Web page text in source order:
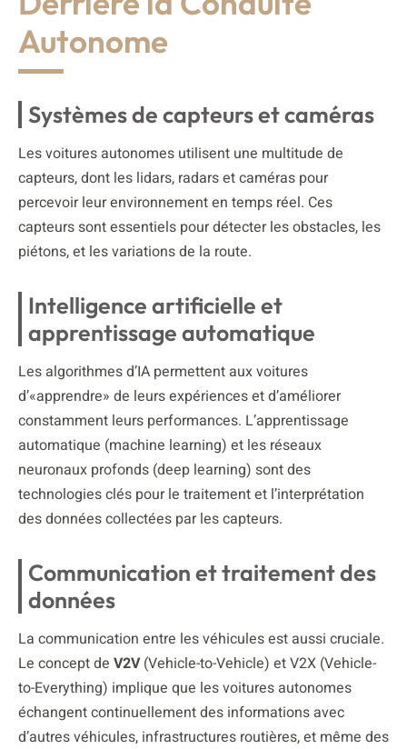
Autonome
Systèmes de capteurs et caméras
Les voitures autonomes utilisent une multitude de
capteurs, dont les lidars, radars et caméras pour
percevoir leur environnement en temps réel. Ces
capteurs sont essentiels pour détecter les obstacles, les
piétons, et les variations de la route.
Intelligence artificielle et
apprentissage automatique
Les algorithmes d’IA permettent aux voitures
d’«apprendre» de leurs expériences et d’améliorer
constamment leurs performances. L’apprentissage
automatique (machine learning) et les réseaux
neuronaux profonds (deep learning) sont des
technologies clés pour le traitement et l’interprétation
des données collectées par les capteurs.
Communication et traitement des
données
La communication entre les véhicules est aussi cruciale.
Le concept de V2V(Vehicle-to-Vehicle) et V2X (Vehicle-
to-Everything) implique que les voitures autonomes
échangent continuellement des informations avec
d’autres véhicules, infrastructures routières, et même des